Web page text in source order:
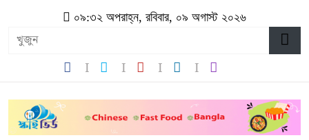
০৯:৩২ অপরাহ্ন, রবিবার, ০৯ অগাস্ট ২০২৬